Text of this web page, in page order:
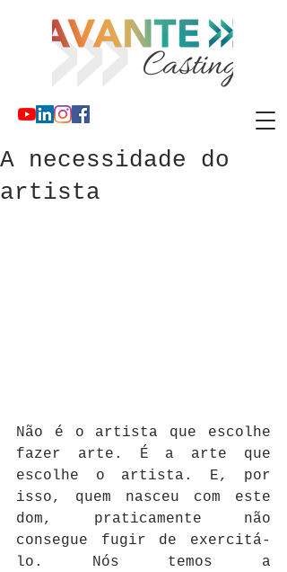
A necessidade do
artista
Não é o artista que escolhe
fazer arte. É a arte que
escolhe o artista. E, por
isso, quem nasceu com este
dom, praticamente não
consegue fugir de exercitá-
lo. Nós temos a